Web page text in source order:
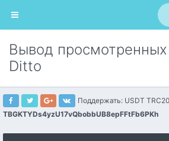
Вывод
Ditto
Поддержать: USDT
TBGKTYDs4yzU17vQbobbUB8epFFtFb6PKh